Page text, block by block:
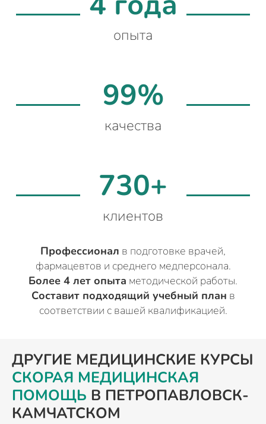
опыта
99%
качества
730+
клиентов
Профессионал в подготовке врачей,
фармацевтов и среднего медперсонала.
Более 4 лет опыта методической работы.
Составит подходящий учебный план в
соответствии с вашей квалификацией.
ДРУГИЕ МЕДИЦИНСКИЕ КУРСЫ
СКОРАЯ МЕДИЦИНСКАЯ
ПОМОЩЬ В ПЕТРОПАВЛОВСК-
КАМЧАТСКОМ